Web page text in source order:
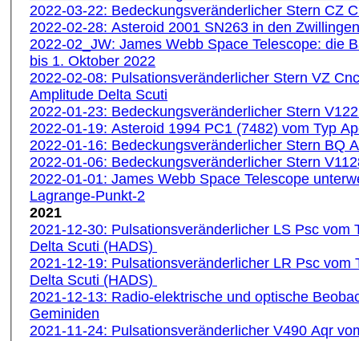
2022-03-22: Bedeckungsveränderlicher Stern CZ
2022-02-28: Asteroid 2001 SN263 in den Zwillingen
2022-02_JW: James Webb Space Telescope: die
bis 1. Oktober 2022
2022-02-08: Pulsationsveränderlicher Stern VZ
Amplitude Delta Scuti
2022-01-23: Bedeckungsveränderlicher Stern
2022-01-19: Asteroid 1994 PC1 (7482) vom Typ
2022-01-16: Bedeckungsveränderlicher Stern BQ
2022-01-06: Bedeckungsveränderlicher Stern
2022-01-01: James Webb Space Telescope
Lagrange-Punkt-2
2021
2021-12-30: Pulsationsveränderlicher LS Psc vom
Delta Scuti (HADS)
2021-12-19: Pulsationsveränderlicher LR Psc vom
Delta Scuti (HADS)
2021-12-13: Radio-elektrische und optische
Geminiden
2021-11-24: Pulsationsveränderlicher V490 Aqr